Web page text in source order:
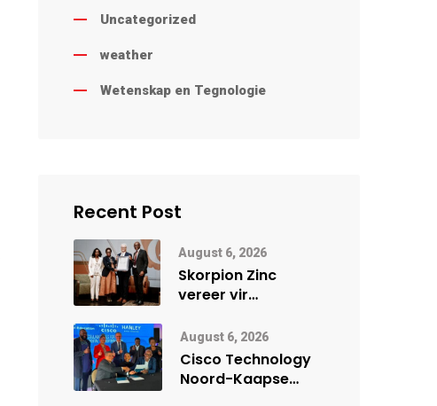
Uncategorized
weather
Wetenskap en Tegnologie
Recent Post
August 6, 2026
Skorpion Zinc
vereer vir
veiligheidsprestasie
by Namibië Mynbou
Ekspo
August 6, 2026
Cisco Technology
Noord-Kaapse